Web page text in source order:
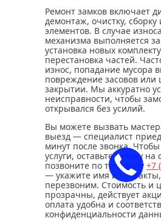
Ремонт замков включает
демонтаж, очистку, сборку
элементов. В случае
механизма выполняется
установка новых
перестановка частей.
износ, попадание мусора
повреждение засовов или
закрытии. Мы аккуратно
неисправности, чтобы
открывался без усилий.
Вы можете вызвать
выезд — специалист
минут после звонка. Чтобы
услуги, оставьте заявку на
позвоните по телефону +7
— укажите имя и
перезвоним. Стоимость и
прозрачны, действует
оплата удобна и
конфиденциальности